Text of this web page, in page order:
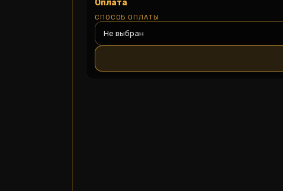
Оплата
СПОСОБ ОПЛАТЫ
Не выбран